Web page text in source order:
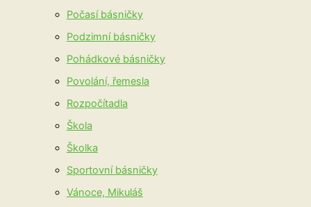
Počasí básničky
Podzimní básničky
Pohádkové básničky
Povolání, řemesla
Rozpočítadla
Škola
Školka
Sportovní básničky
Vánoce, Mikuláš